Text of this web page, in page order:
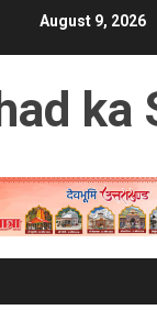
August 9, 2026
ka